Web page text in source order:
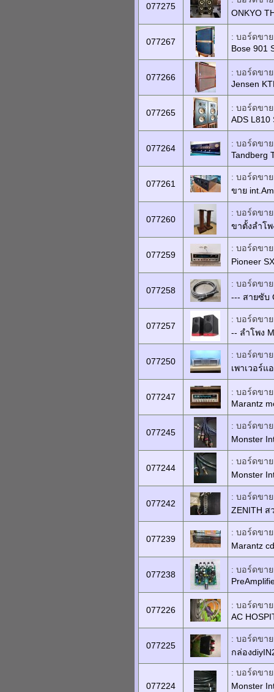
077275
ONKYO
077267
: บอร์ดขาย
Bose 901
077266
: บอร์ดขาย
Jensen
077265
: บอร์ดขาย
ADS L810
077264
: บอร์ดขาย
Tandberg
077261
: บอร์ดขาย
ขาย
077260
: บอร์ดขาย
ขาตั้งลำโ
077259
: บอร์ดขาย
Pioneer
077258
: บอร์ดขาย
--- สายซับ
077257
: บอร์ดขาย
-- ลำโพง
077250
: บอร์ดขาย
เพาเวอร์แ
077247
: บอร์ดขาย
Marantz
077245
: บอร์ดขาย
Monster
077244
: บอร์ดขาย
Monster
077242
: บอร์ดขาย
ZENITH ส
077239
: บอร์ดขาย
Marantz
077238
: บอร์ดขาย
077226
: บอร์ดขาย
AC
077225
: บอร์ดขาย
กล่อง
077224
: บอร์ดขาย
Monster